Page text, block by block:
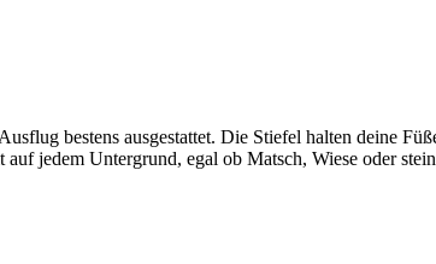
bestens ausgestattet. Die Stiefel halten deine
jedem Untergrund, egal ob Matsch, Wiese oder